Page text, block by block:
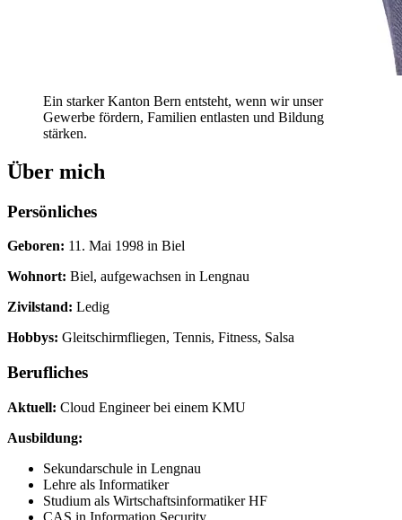
Ein starker Kanton Bern entsteht, wenn wir unser
Gewerbe fördern, Familien entlasten und Bildung
stärken.
Über mich
Persönliches
Geboren: 11. Mai 1998 in Biel
Wohnort: Biel, aufgewachsen in Lengnau
Zivilstand: Ledig
Hobbys: Gleitschirmfliegen, Tennis, Fitness, Salsa
Berufliches
Aktuell: Cloud Engineer bei einem KMU
Ausbildung:
Sekundarschule in Lengnau
Lehre als Informatiker
Studium als Wirtschaftsinformatiker HF
CAS in Information Security